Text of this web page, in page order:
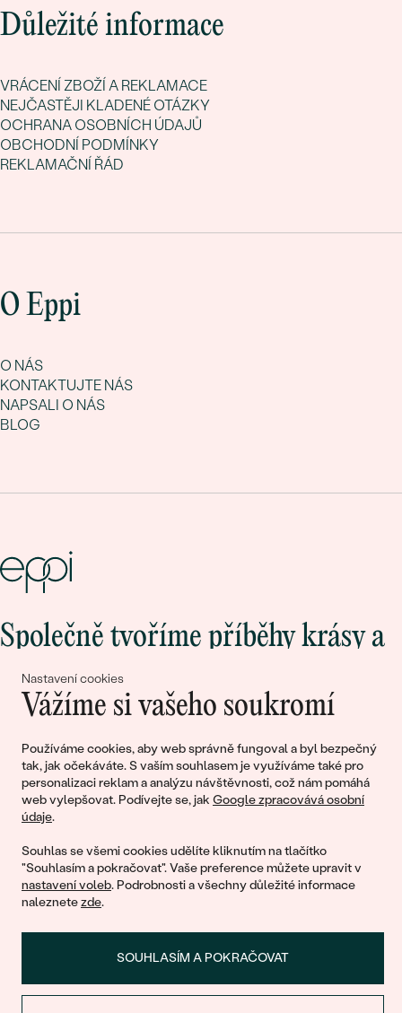
Nastavení cookies
Vážíme si vašeho soukromí
Používáme cookies, aby web správně fungoval a byl bezpečný
tak, jak očekáváte. S vaším souhlasem je využíváme také pro
personalizaci reklam a analýzu návštěvnosti, což nám pomáhá
web vylepšovat. Podívejte se, jak Google zpracovává osobní
údaje.
Souhlas se všemi cookies udělíte kliknutím na tlačítko
"Souhlasím a pokračovat". Vaše preference můžete upravit v
nastavení voleb. Podrobnosti a všechny důležité informace
naleznetezde.
SOUHLASÍM A POKRAČOVAT
Důležité informace
VRÁCENÍ ZBOŽÍ A REKLAMACE
NEJČASTĚJI KLADENÉ OTÁZKY
OCHRANA OSOBNÍCH ÚDAJŮ
OBCHODNÍ PODMÍNKY
REKLAMAČNÍ ŘÁD
O Eppi
O NÁS
KONTAKTUJTE NÁS
NAPSALI O NÁS
BLOG
Společně tvoříme příběhy krásy a
lásky
© 2011 - 2026, Eppi.cz